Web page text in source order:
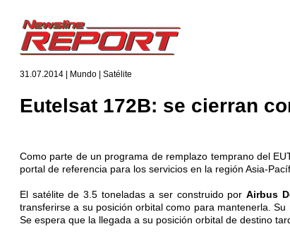
31.07.2014 | Mundo | Satélite
Eutelsat 172B: se cierran
Como parte de un programa de remplazo temprano del
portal de referencia para los servicios en la región Asia-
El satélite de 3.5 toneladas a ser construido porAirbus
transferirse a su posición orbital como para mantenerla.
Se espera que la llegada a su posición orbital de destino